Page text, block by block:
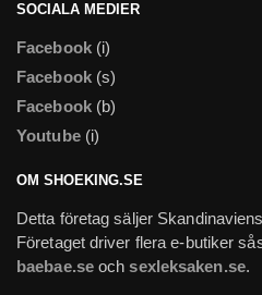
SOCIALA MEDIER
Facebook(i)
Facebook(s)
Facebook(b)
Youtube(i)
OM SHOEKING.SE
Detta företag säljer
Företaget driver flera e-butiker
baebae.seochsexleksaken.se.